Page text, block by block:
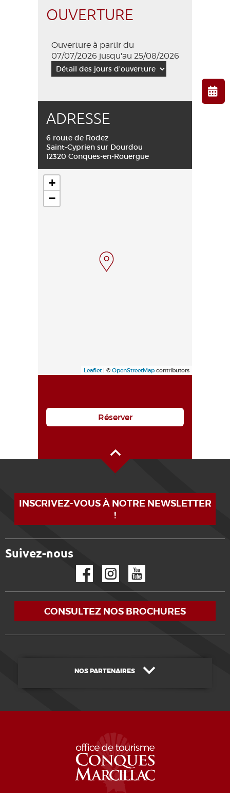
OUVERTURE
Ouverture à partir du
07/07/2026 jusqu'au 25/08/2026
ADRESSE
6 route de Rodez
Saint-Cyprien sur Dourdou
12320 Conques-en-Rouergue
+
−
Leaflet| © OpenStreetMap contributors
Réserver
INSCRIVEZ-VOUS À NOTRE NEWSLETTER
!
Suivez-nous
CONSULTEZ NOS BROCHURES
NOS PARTENAIRES